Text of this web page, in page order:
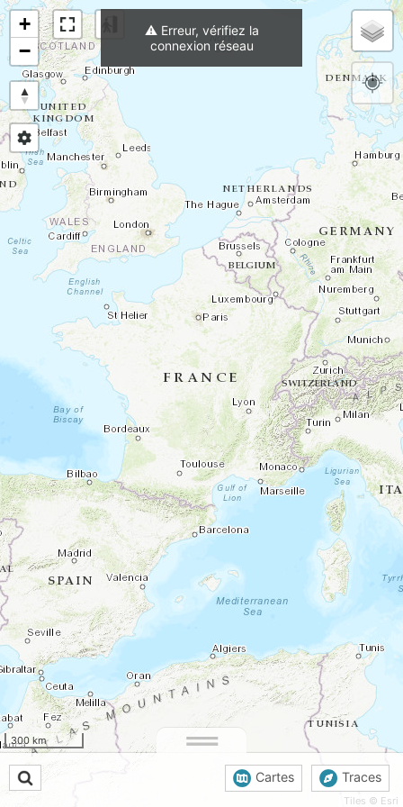
+
−
300 km
Traces
Cartes
Tiles © Esri
Altitude Géoide m ⟳
Charger trace active au démarrage
⚠️ Erreur, vérifiez la
connexion réseau